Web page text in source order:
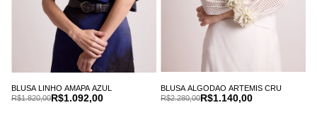
BLUSA LINHO AMAPA AZUL
R$1.092,00
R$1.820,00
BLUSA ALGODAO ARTEMIS CRU
R$1.140,00
R$2.280,00